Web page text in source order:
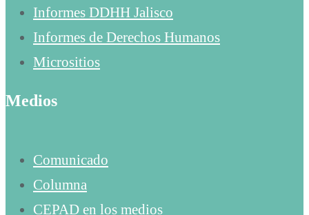
Informes DDHH Jalisco
Informes de Derechos Humanos
Micrositios
Medios
Comunicado
Columna
CEPAD en los medios